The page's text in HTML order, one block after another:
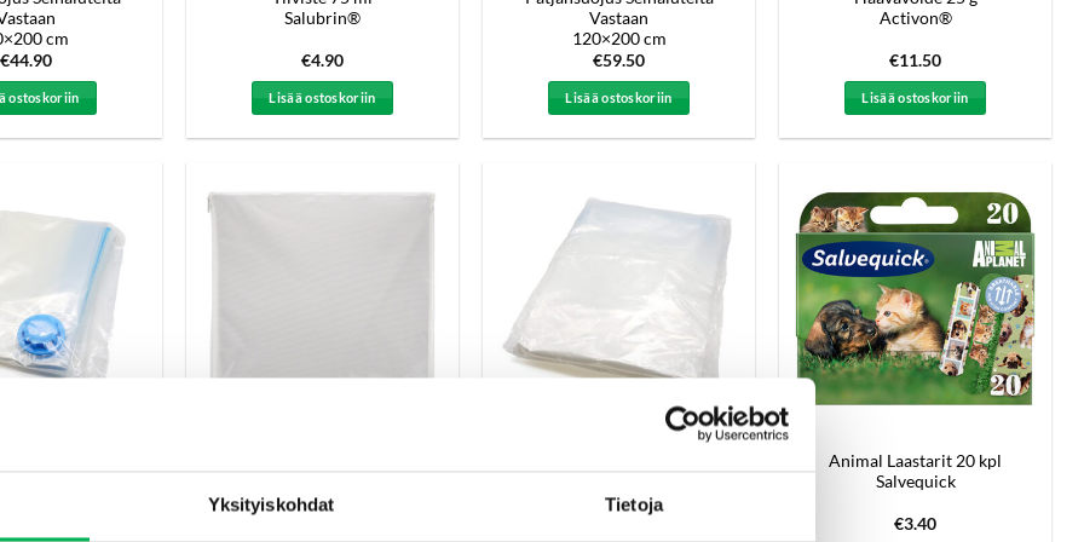
Yksityiskohdat Tietoja
cm
€44.90
ostoskoriin
Salubrin®
€4.90
Lisää ostoskoriin
Vastaan
120×200 cm
€59.50
Lisää ostoskoriin
Activon®
€11.50
Lisää ostoskoriin
200×200 cm
Animal Laastarit 20 kpl
Salvequick
€3.40